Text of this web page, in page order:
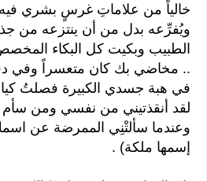
خالياً من علاماتِ غرسٍ بشري فيه
ويُفرِّعه بدل من أن ينتزعه من
الطبيب وبكيت كل البكاء
.. مخاضي بك كان متعسراً وفي
في هبة جسدي الكبيرة فصلتُ
لقد أنقذتيني من نفسي ومن
وعندما سألتْنِي الممرضة عن
إسمها ملكة) .